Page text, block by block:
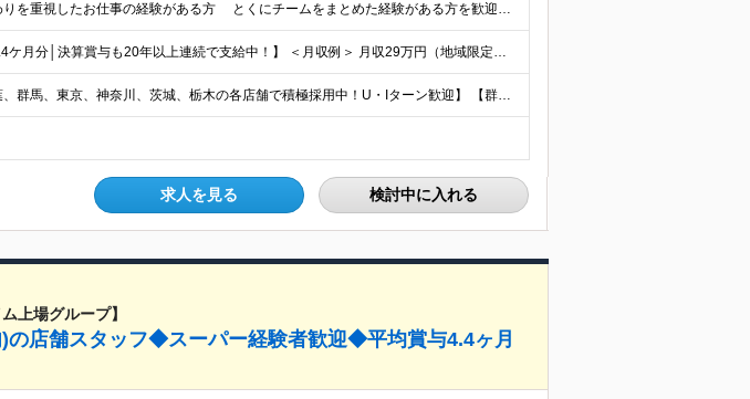
◆人との関わりを重視したお仕事の経験がある方 とくにチームをまとめた経験がある方を歓迎します ┗例えば… □スーパーマーケット・ホームセンター・ドラッグストアなどの 小売業でチームをまと
【賞与平均2.4ケ月分│決算賞与も20年以上連続で支給中！】 ＜月収例＞ 月収29万円（地域限定正社員／残業代・各種手当含む） 月収26万円（契約社員／残業代・各種手当含む） ◆月給：月給258,
【埼玉、千葉、群馬、東京、神奈川、茨城、栃木の各店舗で積極採用中！U・Iターン歓迎】 【群馬県】 安中/伊勢崎/太田/桐生/高崎/館林/富岡/ 中之条/藤岡/前橋 【茨城県】 古河/取手/竜ヶ崎
求人を見る 検討中に入れる
上場グループ】
の店舗スタッフ◆スーパー経験者歓迎◆平均賞与4.4ヶ月